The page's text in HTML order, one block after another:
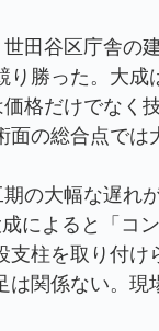
田谷区庁舎の
り勝った。大
格だけでなく
面の総合点で
の大幅な遅れ
によると「コ
支柱を取り付
は関係ない。